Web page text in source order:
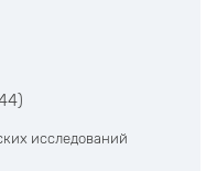
исследований